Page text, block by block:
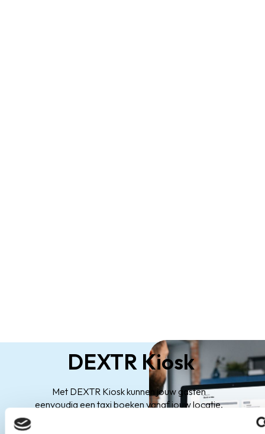
DEXTR Kiosk
Met DEXTR Kiosk kunnen jouw gasten
eenvoudig een taxi boeken vanaf jouw locatie,